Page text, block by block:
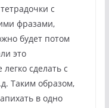
с
фразами,
будет потом
это
сделать с
Таким образом,
в одно